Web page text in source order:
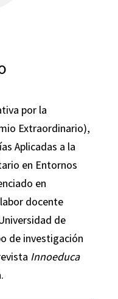
por la
Extraordinario),
Aplicadas a la
en Entornos
en
docente
de
de investigación
Innoeduca